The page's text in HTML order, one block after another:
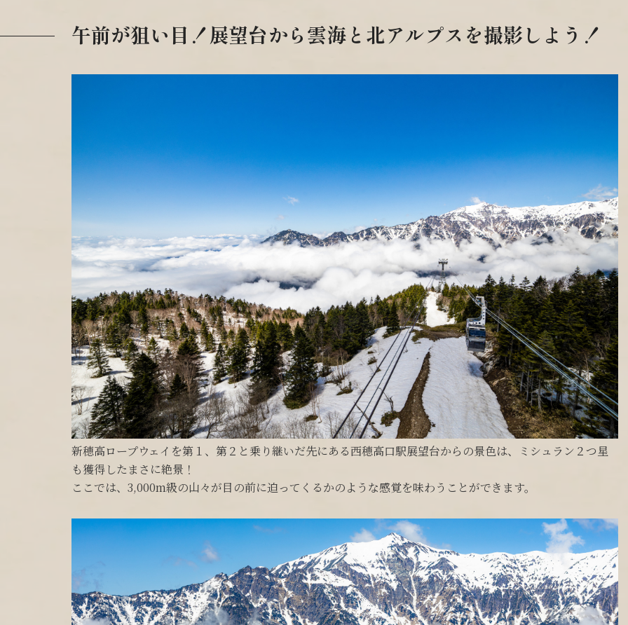
午前が狙い目！展望台から雲海と北アルプスを撮影しよう！
新穂高ロープウェイを第１、第２と乗り継いだ先にある西穂高口駅展望台からの景色は、ミシュラン２つ星
も獲得したまさに絶景！
ここでは、3,000m級の山々が目の前に迫ってくるかのような感覚を味わうことができます。